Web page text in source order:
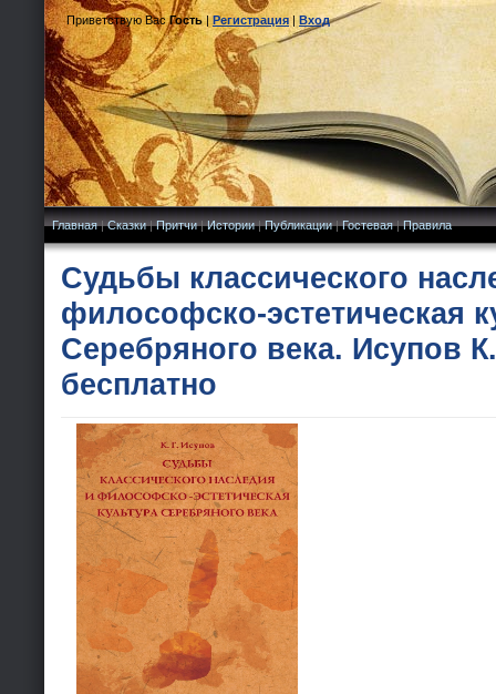
Приветствую Вас Гость|Регистрация|Вход
Главная|Сказки|Притчи|Истории|Публикации|Гостевая|Правила
Судьбы классического
философско-эстетическая
Серебряного века. Исупов
бесплатно